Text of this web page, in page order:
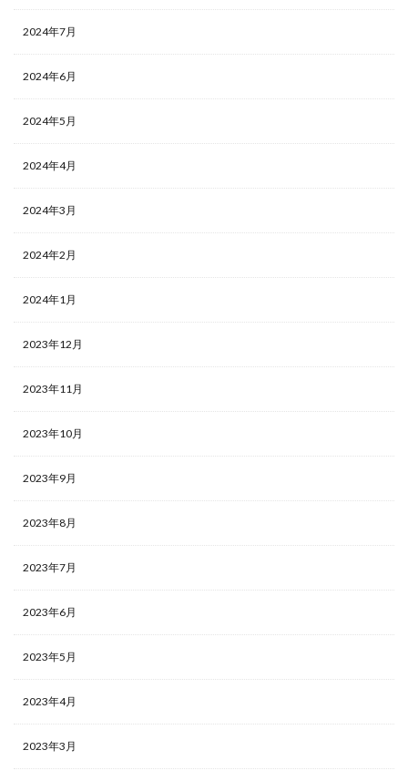
2024年7月
2024年6月
2024年5月
2024年4月
2024年3月
2024年2月
2024年1月
2023年12月
2023年11月
2023年10月
2023年9月
2023年8月
2023年7月
2023年6月
2023年5月
2023年4月
2023年3月